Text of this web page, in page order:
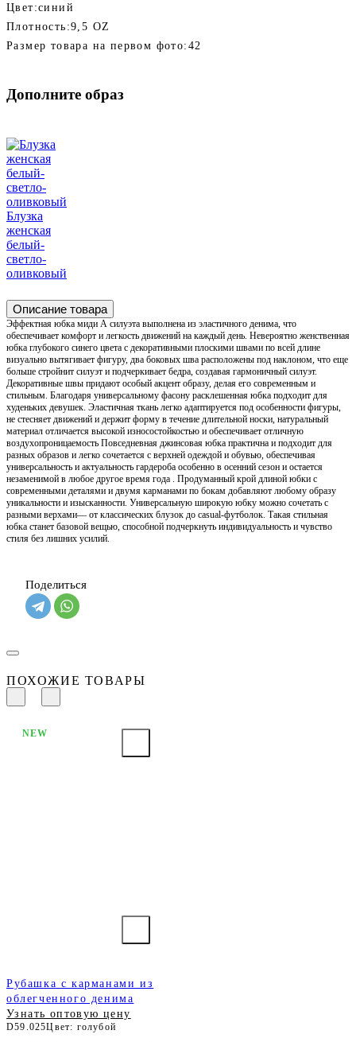
Цвет:синий
Плотность:9,5 OZ
Размер товара на первом фото: 42
Дополните образ
Блузка
женская
белый-
светло-
оливковый
Описание товара
Эффектная юбка миди А силуэта выполнена из эластичного денима, что
обеспечивает комфорт и легкость движений на каждый день. Невероятно женственная
юбка глубокого синего цвета с декоративными плоскими швами по всей длине
визуально вытягивает фигуру, два боковых шва расположены под наклоном, что еще
больше стройнит силуэт и подчеркивает бедра, создавая гармоничный силуэт.
Декоративные швы придают особый акцент образу, делая его современным и
стильным. Благодаря универсальному фасону расклешенная юбка подходит для
худеньких девушек. Эластичная ткань легко адаптируется под особенности фигуры,
не стесняет движений и держит форму в течение длительной носки, натуральный
материал отличается высокой износостойкостью и обеспечивает отличную
воздухопроницаемость Повседневная джинсовая юбка практична и подходит для
разных образов и легко сочетается с верхней одеждой и обувью, обеспечивая
универсальность и актуальность гардероба особенно в осенний сезон и остается
незаменимой в любое другое время года . Продуманный крой длиной юбки с
современными деталями и двумя карманами по бокам добавляют любому образу
уникальности и изысканности. Универсальную широкую юбку можно сочетать с
разными верхами— от классических блузок до casual-футболок. Такая стильная
юбка станет базовой вещью, способной подчеркнуть индивидуальность и чувство
стиля без лишних усилий.
Поделиться
ПОХОЖИЕ ТОВАРЫ
Рубашка с карманами из
облегченного денима
Узнать оптовую цену
D59.025Цвет: голубой
NEW